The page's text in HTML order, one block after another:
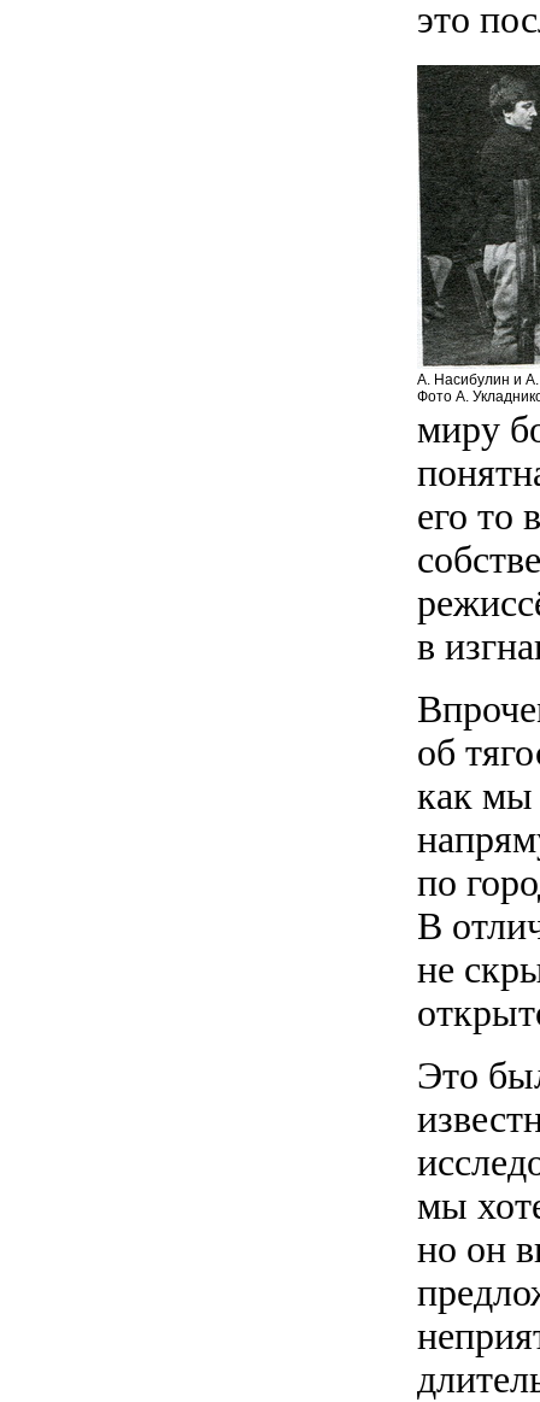
это
А. Насибулин и А.
Фото А.
миру
его то
в
об
как мы
по
В
не
Это
мы
но он